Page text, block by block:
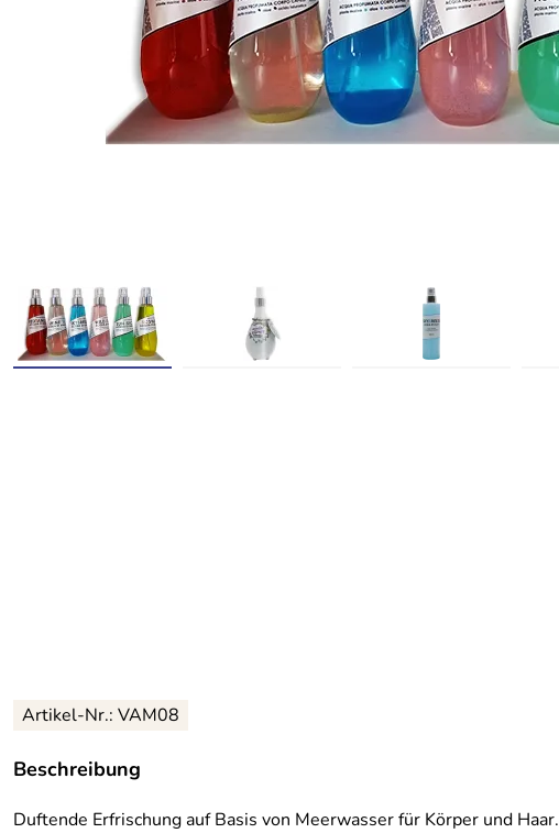
Artikel-Nr.: VAM08
Beschreibung
Duftende Erfrischung auf Basis von Meerwasser für Körper und Haar.